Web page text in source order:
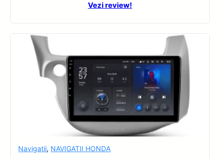
Vezi review!
Navigatii, NAVIGATII HONDA